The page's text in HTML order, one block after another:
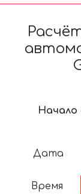
Начало
Дата
Время